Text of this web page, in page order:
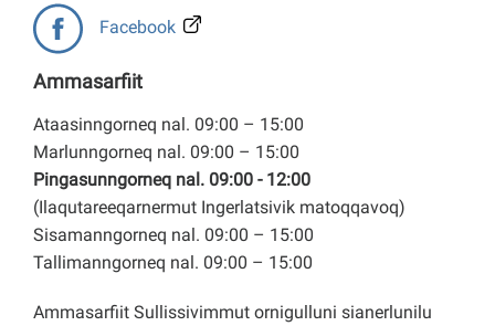
Facebook
Ammasarfiit
Ataasinngorneq nal. 09:00 – 15:00
Marlunngorneq nal. 09:00 – 15:00
Pingasunngorneq nal. 09:00 - 12:00
(Ilaqutareeqarnermut Ingerlatsivik matoqqavoq)
Sisamanngorneq nal. 09:00 – 15:00
Tallimanngorneq nal. 09:00 – 15:00
Ammasarfiit Sullissivimmut ornigulluni sianerlunilu